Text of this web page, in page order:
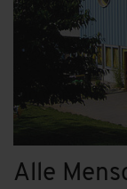
Alle